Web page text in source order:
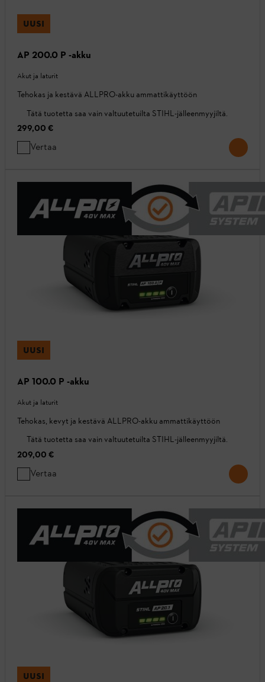
UUSI
AP 200.0 P -akku
Akut ja laturit
Tehokas ja kestävä ALLPRO-akku ammattikäyttöön
Tätä tuotetta saa vain valtuutetuilta STIHL-jälleenmyyjiltä.
299,00 €
Vertaa
UUSI
AP 100.0 P -akku
Akut ja laturit
Tehokas, kevyt ja kestävä ALLPRO-akku ammattikäyttöön
Tätä tuotetta saa vain valtuutetuilta STIHL-jälleenmyyjiltä.
209,00 €
Vertaa
UUSI